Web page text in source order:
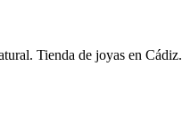
Tienda de joyas en Cádiz.